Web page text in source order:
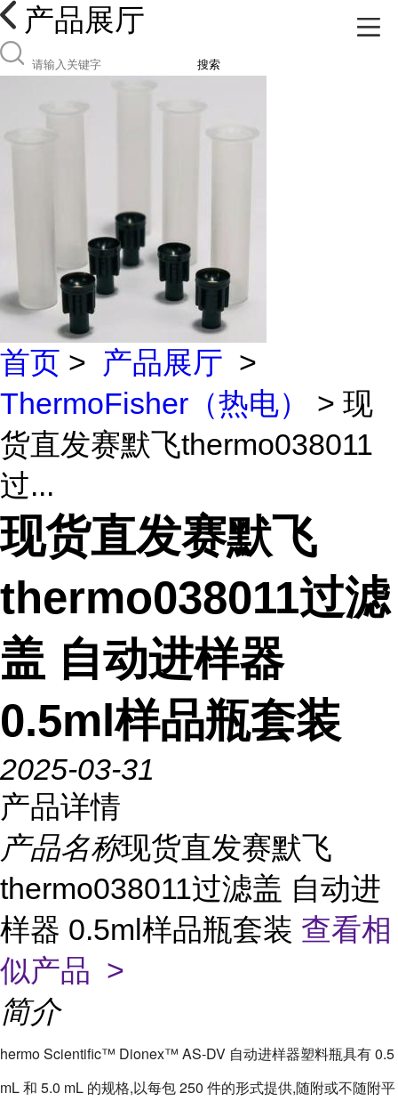
产品展厅
搜索
首页 > 产品展厅 >
ThermoFisher（热电）
> 现
货直发赛默飞thermo038011
过...
现货直发赛默飞
thermo038011过滤
盖 自动进样器
0.5ml样品瓶套装
2025-03-31
产品详情
产品名称现货直发赛默飞
thermo038011过滤盖 自动进
样器 0.5ml样品瓶套装 查看相
似产品 >
简介
hermo Scientific™ Dionex™ AS-DV 自动进样器塑料瓶具有 0.5
mL 和 5.0 mL 的规格,以每包 250 件的形式提供,随附或不随附平